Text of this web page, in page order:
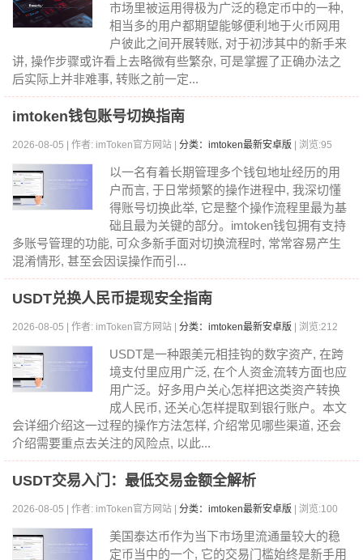
市场里被运用得极为广泛的稳定币中的一种,
相当多的用户都期望能够便利地于火币网用
户彼此之间开展转账, 对于初涉其中的新手来
讲, 操作步骤或许看上去略微有些繁杂, 可是掌握了正确办法之
后实际上并非难事, 转账之前一定...
imtoken钱包账号切换指南
2026-08-05 | 作者: imToken官方网站 | 分类：imtoken最新安卓版 | 浏览:95
以一名有着长期管理多个钱包地址经历的用
户而言, 于日常频繁的操作进程中, 我深切懂
得账号切换此举, 它是整个操作流程里最为基
础且最为关键的部分。imtoken钱包拥有支持
多账号管理的功能, 可众多新手面对切换流程时, 常常容易产生
混淆情形, 甚至会因误操作而引...
USDT兑换人民币提现安全指南
2026-08-05 | 作者: imToken官方网站 | 分类：imtoken最新安卓版 | 浏览:212
USDT是一种跟美元相挂钩的数字资产, 在跨
境支付里应用广泛, 在个人资金流转方面也应
用广泛。好多用户关心怎样把这类资产转换
成人民币, 还关心怎样提取到银行账户。本文
会详细介绍这一过程的操作方法怎样, 介绍常见哪些渠道, 还会
介绍需要重点去关注的风险点, 以此...
USDT交易入门：最低交易金额全解析
2026-08-05 | 作者: imToken官方网站 | 分类：imtoken最新安卓版 | 浏览:100
美国泰达币作为当下市场里流通量较大的稳
定币当中的一个, 它的交易门槛始终是新手用